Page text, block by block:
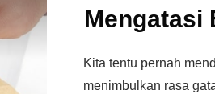
Mengatasi
Kita tentu pernah
menimbulkan rasa